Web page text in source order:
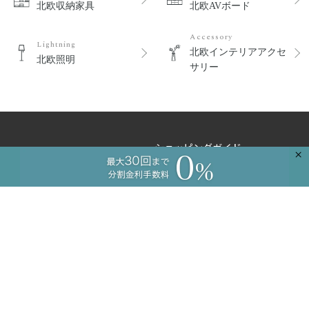
×
北欧収納家具 北欧AVボード
Lightning
北欧照明
Accessory
北欧インテリアアクセ
サリー
ショッピングガイド
新規会員登録
よくあるご質問